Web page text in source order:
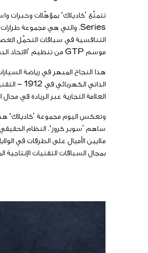
موسم GTP من تنظيم ’الاتحاد الدولي لرياضة السيارات‘.
الذاتي
العلامة التجارية عبر الريادة في
وتعكس اليوم مجموعة ’كاديلاك‘ هذا
ساهم ’سوبر كروز‘، النظام
بمجال السباقات التقنيات